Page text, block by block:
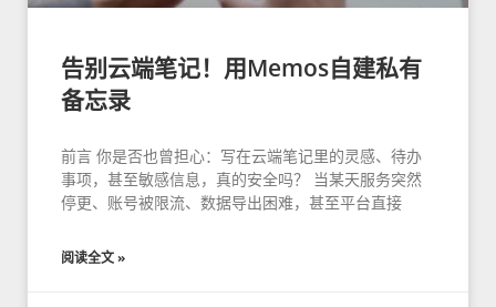
告别云端笔记！用Memos自建私有
备忘录
前言 你是否也曾担心：写在云端笔记里的灵感、待办
事项，甚至敏感信息，真的安全吗？ 当某天服务突然
停更、账号被限流、数据导出困难，甚至平台直接
阅读全文 »